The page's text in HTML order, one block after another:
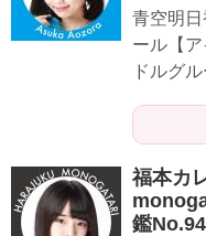
青空明
ール【
ドルグ
福本カ
鑑